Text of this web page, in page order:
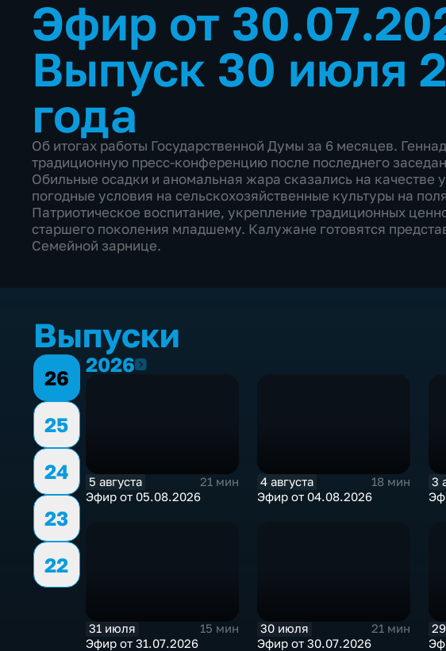
Эфир от
Выпуск 30 июля
года
Об итогах работы Государственной Думы за 6 месяцев.
традиционную пресс-конференцию после последнего
Обильные осадки и аномальная жара сказались на качестве
погодные условия на сельскохозяйственные культуры на
Патриотическое воспитание, укрепление традиционных
старшего поколения младшему. Калужане готовятся
Семейной зарнице.
Выпуски
26
25
24
23
22
20262026
5 августа
21 мин
Эфир от 05.08.2026
4 августа
18 мин
Эфир от 04.08.2026
3
31 июля
15 мин
Эфир от 31.07.2026
30 июля
21 мин
Эфир от 30.07.2026